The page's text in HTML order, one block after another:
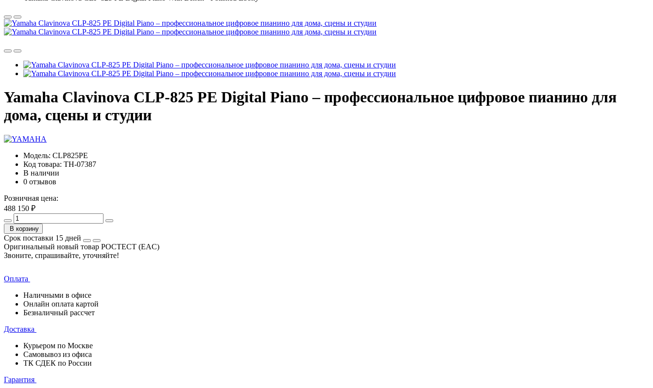
Yamaha Clavinova CLP-825 PE Digital Piano – профессиональное цифровое пианино для
дома, сцены и студии
Модель: CLP825PE
Код товара: TH-07387
В наличии
0 отзывов
Розничная цена:
488 150 ₽
В корзину
Срок поставки 15 дней
Оригинальный новый товар РОСТЕСТ (EAC)
Звоните, спрашивайте, уточняйте!
Оплата
Наличными в офисе
Онлайн оплата картой
Безналичный рассчет
Доставка
Курьером по Москве
Самовывоз из офиса
ТК СДЕК по России
Гарантия